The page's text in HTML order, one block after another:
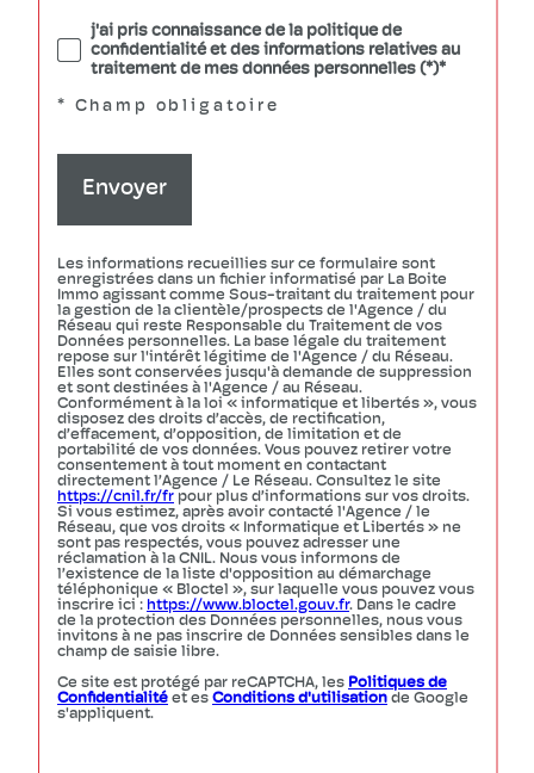
j'ai pris connaissance de la politique de
confidentialité et des informations relatives au
traitement de mes données personnelles (*)*
* Champ obligatoire
Envoyer
Les informations recueillies sur ce formulaire sont
enregistrées dans un fichier informatisé par La Boite
Immo agissant comme Sous-traitant du traitement pour
la gestion de la clientèle/prospects de l'Agence / du
Réseau qui reste Responsable du Traitement de vos
Données personnelles. La base légale du traitement
repose sur l'intérêt légitime de l'Agence / du Réseau.
Elles sont conservées jusqu'à demande de suppression
et sont destinées à l'Agence / au Réseau.
Conformément à la loi « informatique et libertés », vous
disposez des droits d’accès, de rectification,
d’effacement, d’opposition, de limitation et de
portabilité de vos données. Vous pouvez retirer votre
consentement à tout moment en contactant
directement l’Agence / Le Réseau. Consultez le site
https://cnil.fr/fr pour plus d’informations sur vos droits.
Si vous estimez, après avoir contacté l'Agence / le
Réseau, que vos droits « Informatique et Libertés » ne
sont pas respectés, vous pouvez adresser une
réclamation à la CNIL. Nous vous informons de
l’existence de la liste d'opposition au démarchage
téléphonique « Bloctel », sur laquelle vous pouvez vous
inscrire ici : https://www.bloctel.gouv.fr. Dans le cadre
de la protection des Données personnelles, nous vous
invitons à ne pas inscrire de Données sensibles dans le
champ de saisie libre.
Ce site est protégé par reCAPTCHA, les Politiques de
Confidentialité et es Conditions d'utilisation de Google
s'appliquent.